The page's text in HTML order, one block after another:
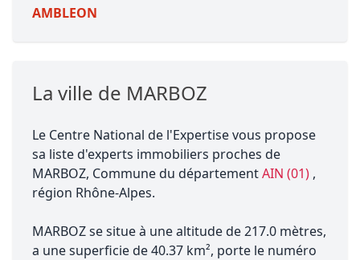
AMBLEON
La ville de MARBOZ
Le Centre National de l'Expertise vous propose
sa liste d'experts immobiliers proches de
MARBOZ, Commune du départementAIN (01) ,
région Rhône-Alpes.
MARBOZ se situe à une altitude de 217.0 mètres,
a une superficie de 40.37 km², porte le numéro